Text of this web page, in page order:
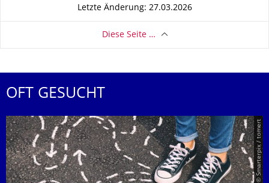
Letzte Änderung: 27.03.2026
Diese Seite …
OFT GESUCHT
© Smarterpix / tomert